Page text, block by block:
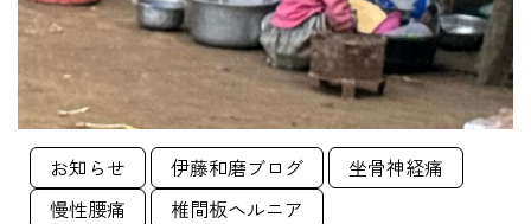
お知らせ 伊藤和磨ブログ
坐骨神経痛
慢性腰痛
椎間板ヘルニア